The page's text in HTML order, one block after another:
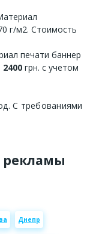
г/м2. Стоимость
печати баннер
2400 грн. с учетом
С требованиями
Днепр